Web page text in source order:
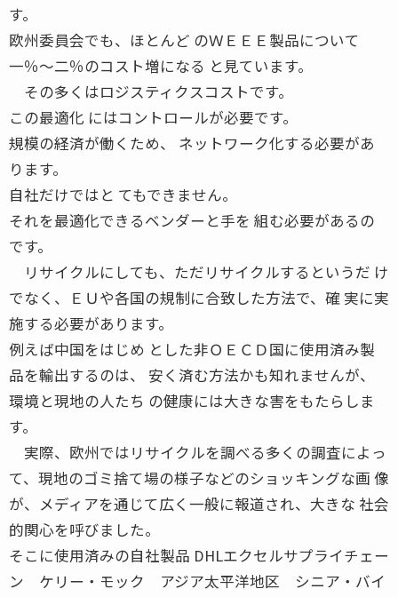
す。
欧州委員会でも、ほとんど のＷＥＥＥ製品について
一％〜二％のコスト増になる と見ています。
その多くはロジスティクスコストです。
この最適化 にはコントロールが必要です。
規模の経済が働くため、 ネットワーク化する必要があ
ります。
自社だけではと てもできません。
それを最適化できるベンダーと手を 組む必要があるの
です。
リサイクルにしても、ただリサイクルするというだ け
でなく、ＥＵや各国の規制に合致した方法で、確 実に実
施する必要があります。
例えば中国をはじめ とした非ＯＥＣＤ国に使用済み製
品を輸出するのは、 安く済む方法かも知れませんが、
環境と現地の人たち の健康には大きな害をもたらしま
す。
実際、欧州ではリサイクルを調べる多くの調査によっ
て、現地のゴミ捨て場の様子などのショッキングな画 像
が、メディアを通じて広く一般に報道され、大きな 社会
的関心を呼びました。
そこに使用済みの自社製品 DHLエクセルサプライチェー
ン ケリー・モック アジア太平洋地区 シニア・バイ